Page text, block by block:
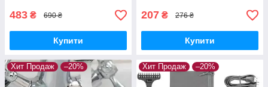
483 ₴ 690 ₴
Купити
207 ₴ 276 ₴
Купити
Хит Продаж –20% Хит Продаж –20%